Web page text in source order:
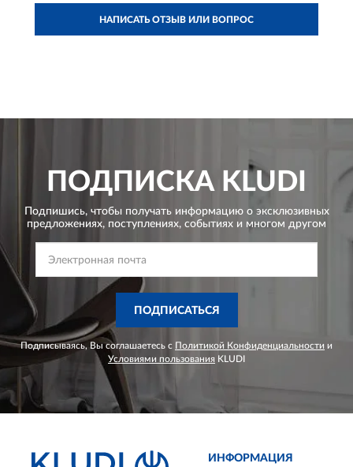
НАПИСАТЬ ОТЗЫВ ИЛИ ВОПРОС
ПОДПИСКА KLUDI
Подпишись, чтобы получать информацию о эксклюзивных
предложениях, поступлениях, событиях и многом другом
ПОДПИСАТЬСЯ
Подписываясь, Вы соглашаетесь с Политикой Конфиденциальности и
Условиями пользования KLUDI
ИНФОРМАЦИЯ